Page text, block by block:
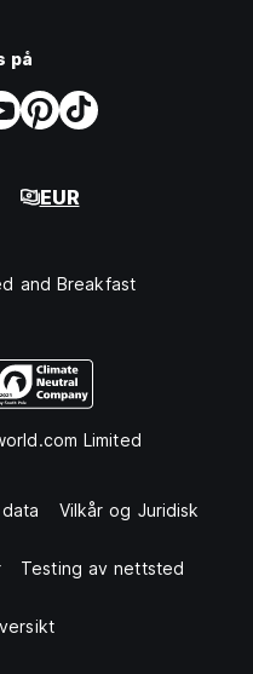
på
EUR
and Breakfast
Limited
Vilkår og Juridisk
Testing av nettsted